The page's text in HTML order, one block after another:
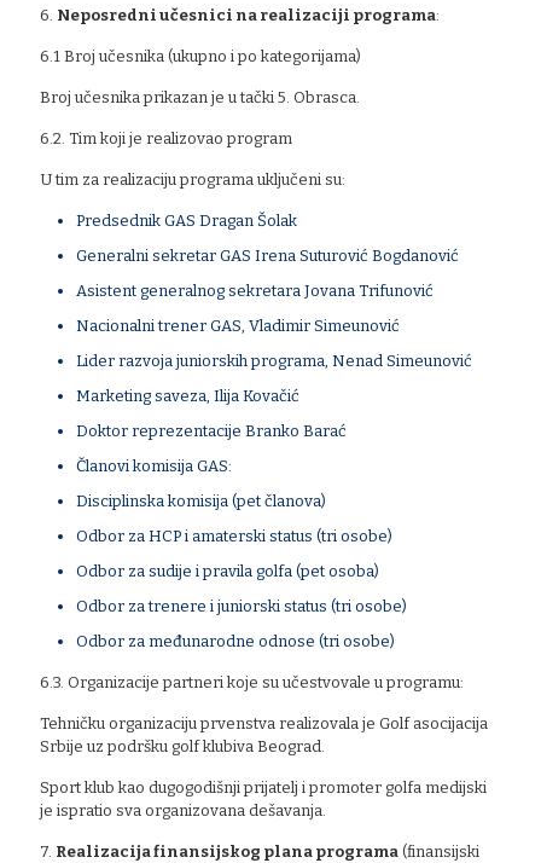
6. Neposredni učesnici na realizaciji programa:
6.1 Broj učesnika (ukupno i po kategorijama)
Broj učesnika prikazan je u tački 5. Obrasca.
6.2. Tim koji je realizovao program
U tim za realizaciju programa uključeni su:
Predsednik GAS Dragan Šolak
Generalni sekretar GAS Irena Suturović Bogdanović
Asistent generalnog sekretara Jovana Trifunović
Nacionalni trener GAS, Vladimir Simeunović
Lider razvoja juniorskih programa, Nenad Simeunović
Marketing saveza, Ilija Kovačić
Doktor reprezentacije Branko Barać
Članovi komisija GAS:
Disciplinska komisija (pet članova)
Odbor za HCP i amaterski status (tri osobe)
Odbor za sudije i pravila golfa (pet osoba)
Odbor za trenere i juniorski status (tri osobe)
Odbor za međunarodne odnose (tri osobe)
6.3. Organizacije partneri koje su učestvovale u programu:
Tehničku organizaciju prvenstva realizovala je Golf asocijacija
Srbije uz podršku golf klubiva Beograd.
Sport klub kao dugogodišnji prijatelj i promoter golfa medijski
je ispratio sva organizovana dešavanja.
7. Realizacija finansijskog plana programa (finansijski